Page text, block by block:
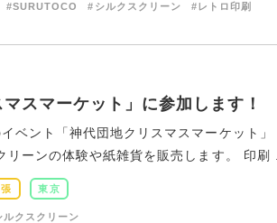
#SURUTOCO #シルクスクリーン #レトロ印刷
スマーケット」に参加します！
ベント「神代団地クリスマスマーケット」
ーンの体験や紙雑貨を販売します。 印刷
東京
ルクスクリーン